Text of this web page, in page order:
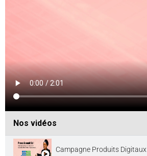
Nos vidéos
Campagne Produits Digitaux